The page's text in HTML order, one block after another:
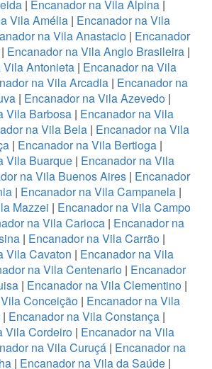
| Encanador na Vila Alpina |
Vila Amélia | Encanador na Vila
na Vila Anastacio | Encanador
Encanador na Vila Anglo Brasileira|
Vila Antonieta | Encanador na Vila
na Vila Arcadia | Encanador na
| Encanador na Vila Azevedo |
Vila Barbosa | Encanador na Vila
na Vila Bela| Encanador na Vila
| Encanador na Vila Bertioga|
Vila Buarque| Encanador na Vila
na Vila Buenos Aires | Encanador
| Encanador na Vila Campanela |
Mazzei | Encanador na Vila Campo
na Vila Carioca| Encanador na
| Encanador na Vila Carrão|
Vila Cavaton | Encanador na Vila
na Vila Centenario| Encanador
| Encanador na Vila Clementino|
Conceição| Encanador na Vila
| Encanador na Vila Constança |
Vila Cordeiro | Encanador na Vila
na Vila Curuçá | Encanador na
| Encanador na Vila da Saúde|